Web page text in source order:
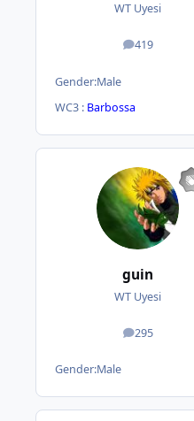
WT Uyesi
419
posts
Gender:Male
WC3 : Barbossa
guin
WT Uyesi
295
posts
Gender:Male